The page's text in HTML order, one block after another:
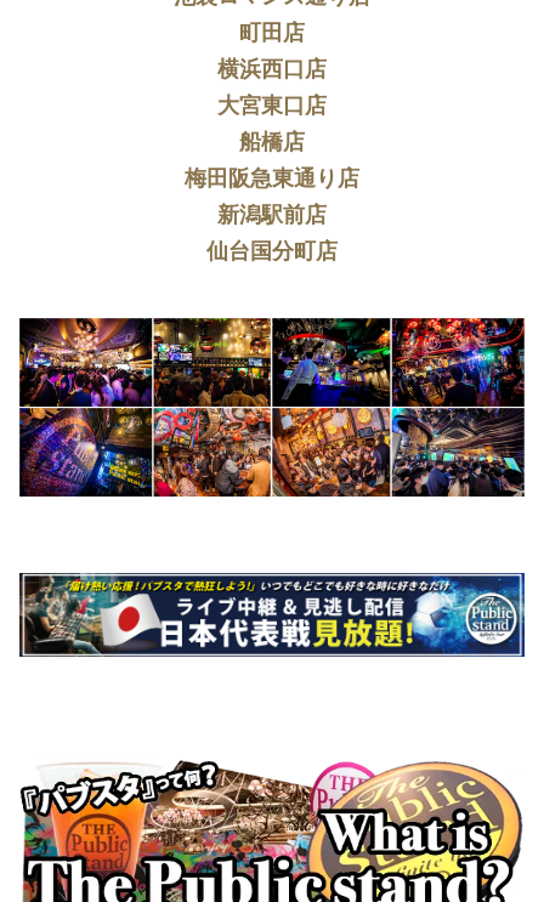
町田店
横浜西口店
大宮東口店
船橋店
梅田阪急東通り店
新潟駅前店
仙台国分町店